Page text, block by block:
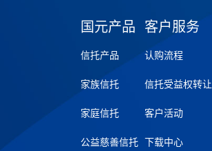
国元产品
信托产品
家族信托
家庭信托
公益慈善信托
客户服务
认购流程
信托受益权转让
客户活动
下载中心